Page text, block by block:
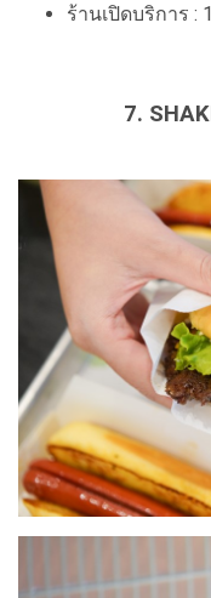
ร้านเปิดบริการ :
7.